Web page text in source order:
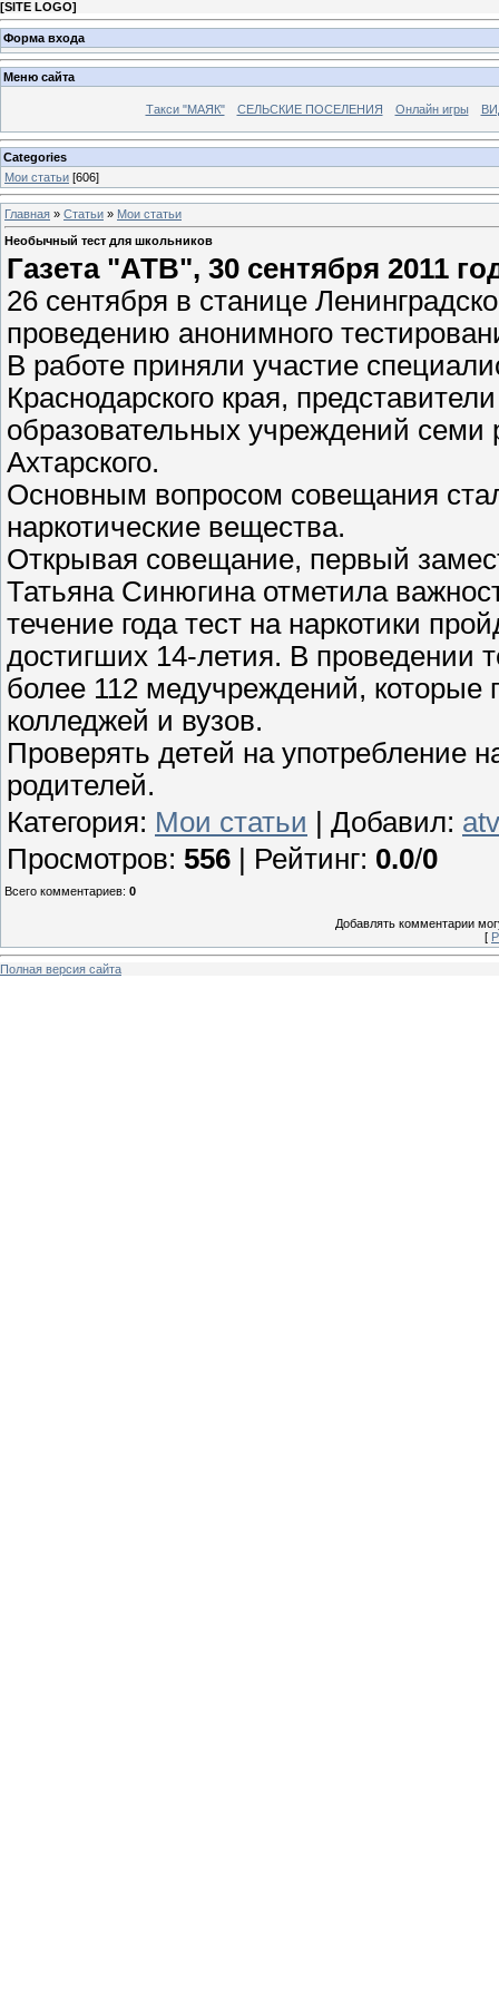
[SITE LOGO]
Форма входа
Меню сайта
Такси "МАЯК" СЕЛЬСКИЕ ПОСЕЛЕНИЯ Онлайн игры
Categories
Мои статьи [606]
Главная » Статьи » Мои статьи
Необычный тест для школьников
Газета "АТВ", 30 сентября 2011
26 сентября в станице
проведению анонимного
В работе приняли участие
Краснодарского края,
образовательных учреждений
Ахтарского.
Основным вопросом совещания
наркотические вещества.
Открывая совещание, первый
Татьяна Синюгина отметила
течение года тест на наркотики
достигших 14-летия. В проведении
более 112 медучреждений,
колледжей и вузов.
Проверять детей на употребление
родителей.
Категория: Мои статьи Добавил: atv
Просмотров: 556 Рейтинг: 0.0/0
Всего комментариев: 0
Добавлять комментарии
[
Полная версия сайта